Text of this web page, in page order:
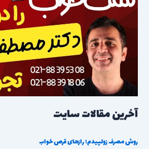
آخرین مقالات سایت
روش مصرف زولپیدم؛ رازهای قرص خواب